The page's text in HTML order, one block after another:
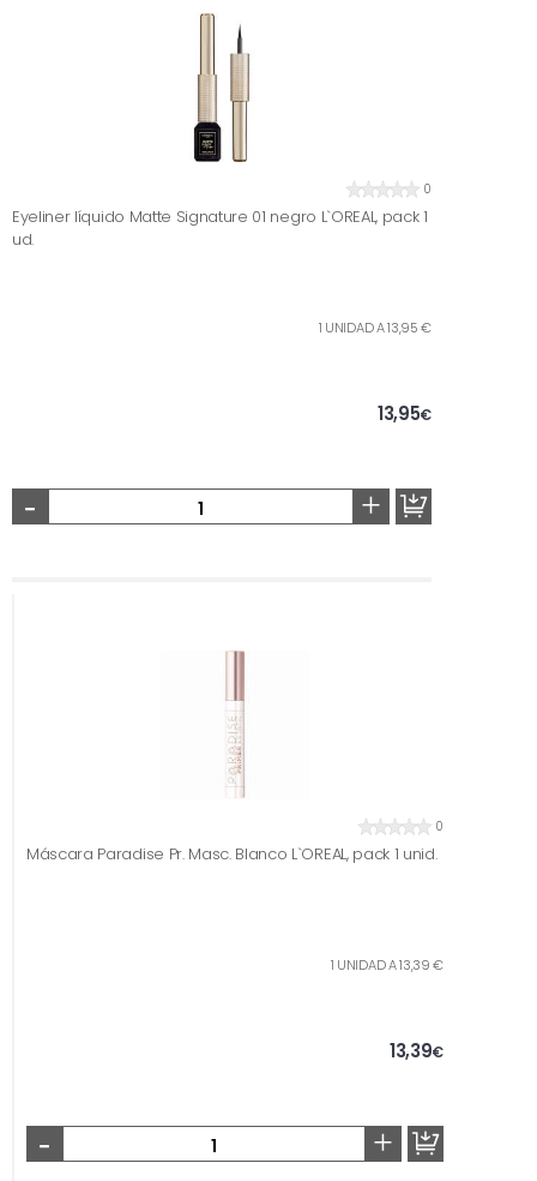
0
Eyeliner líquido Matte Signature 01 negro L`OREAL, pack 1
ud.
1 UNIDAD A 13,95 €
13,95€
- +
0
Máscara Paradise Pr. Masc. Blanco L`OREAL, pack 1 unid.
1 UNIDAD A 13,39 €
13,39€
- +